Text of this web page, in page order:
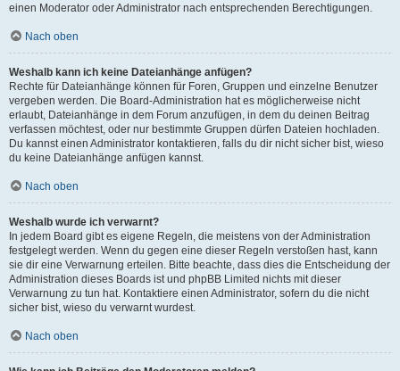
einen Moderator oder Administrator nach entsprechenden Berechtigungen.
Nach oben
Weshalb kann ich keine Dateianhänge anfügen?
Rechte für Dateianhänge können für Foren, Gruppen und einzelne Benutzer
vergeben werden. Die Board-Administration hat es möglicherweise nicht
erlaubt, Dateianhänge in dem Forum anzufügen, in dem du deinen Beitrag
verfassen möchtest, oder nur bestimmte Gruppen dürfen Dateien hochladen.
Du kannst einen Administrator kontaktieren, falls du dir nicht sicher bist, wieso
du keine Dateianhänge anfügen kannst.
Nach oben
Weshalb wurde ich verwarnt?
In jedem Board gibt es eigene Regeln, die meistens von der Administration
festgelegt werden. Wenn du gegen eine dieser Regeln verstoßen hast, kann
sie dir eine Verwarnung erteilen. Bitte beachte, dass dies die Entscheidung der
Administration dieses Boards ist und phpBB Limited nichts mit dieser
Verwarnung zu tun hat. Kontaktiere einen Administrator, sofern du die nicht
sicher bist, wieso du verwarnt wurdest.
Nach oben